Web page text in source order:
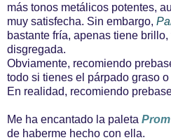
más tonos metálicos potentes,
muy satisfecha. Sin embargo,
bastante fría, apenas tiene
disgregada.
Obviamente, recomiendo
todo si tienes el párpado graso
En realidad, recomiendo
Me ha encantado la paleta
de haberme hecho con ella.